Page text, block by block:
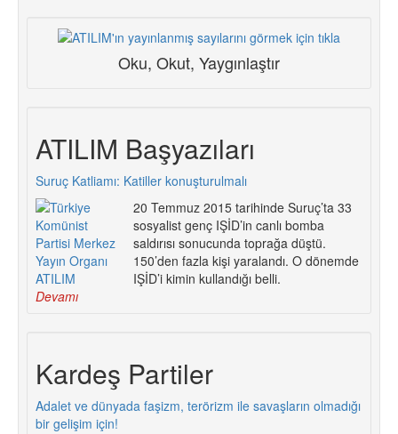
Oku, Okut, Yaygınlaştır
ATILIM Başyazıları
Suruç Katliamı: Katiller konuşturulmalı
20 Temmuz 2015 tarihinde Suruç’ta 33
sosyalist genç IŞİD’in canlı bomba
saldırısı sonucunda toprağa düştü.
150’den fazla kişi yaralandı. O dönemde
IŞİD’i kimin kullandığı belli.
Devamı
Kardeş Partiler
Adalet ve dünyada faşizm, terörizm ile savaşların olmadığı
bir gelişim için!